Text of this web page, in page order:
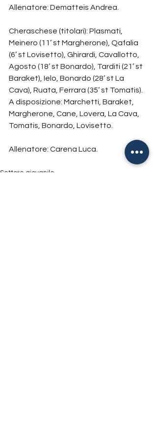
Allenatore: Dematteis Andrea.
Cheraschese (titolari): Plasmati,
Meinero (11’ st Margherone), Qafalia
(6’ st Lovisetto), Ghirardi, Cavallotto,
Agosto (18’ st Bonardo), Tarditi (21’ st
Baraket), Ielo, Bonardo (28’ st La
Cava), Ruata, Ferrara (35’ st Tomatis).
A disposizione: Marchetti, Baraket,
Margherone, Cane, Lovera, La Cava,
Tomatis, Bonardo, Lovisetto.
Allenatore: Carena Luca.
Settore giovanile